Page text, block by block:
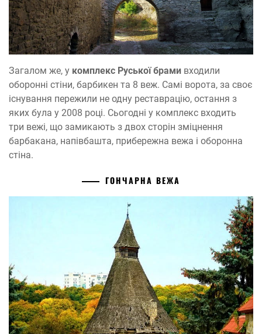
Загалом же, у комплекс Руської брами входили
оборонні стіни, барбикен та 8 веж. Самі ворота, за своє
існування пережили не одну реставрацію, остання з
яких була у 2008 році. Сьогодні у комплекс входить
три вежі, що замикають з двох сторін зміцнення
барбакана, напівбашта, прибережна вежа і оборонна
стіна.
ГОНЧАРНА ВЕЖА